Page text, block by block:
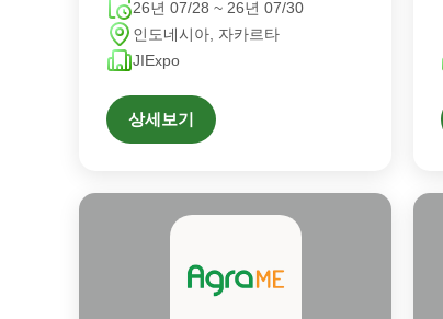
26년 07/28 ~ 26년 07/30
인도네시아, 자카르타
JIExpo
상세보기